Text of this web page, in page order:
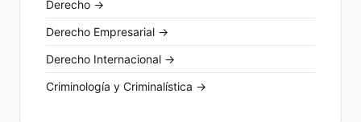
Derecho →
Derecho Empresarial →
Derecho Internacional →
Criminología y Criminalística →